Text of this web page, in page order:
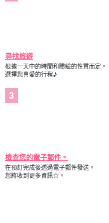
尋找旅遊
根據一天中的時間和體驗的性質而定。
選擇您喜愛的行程♪
檢查您的電子郵件。
在預訂完成後透過電子郵件發送。
您將收到更多資訊☆。